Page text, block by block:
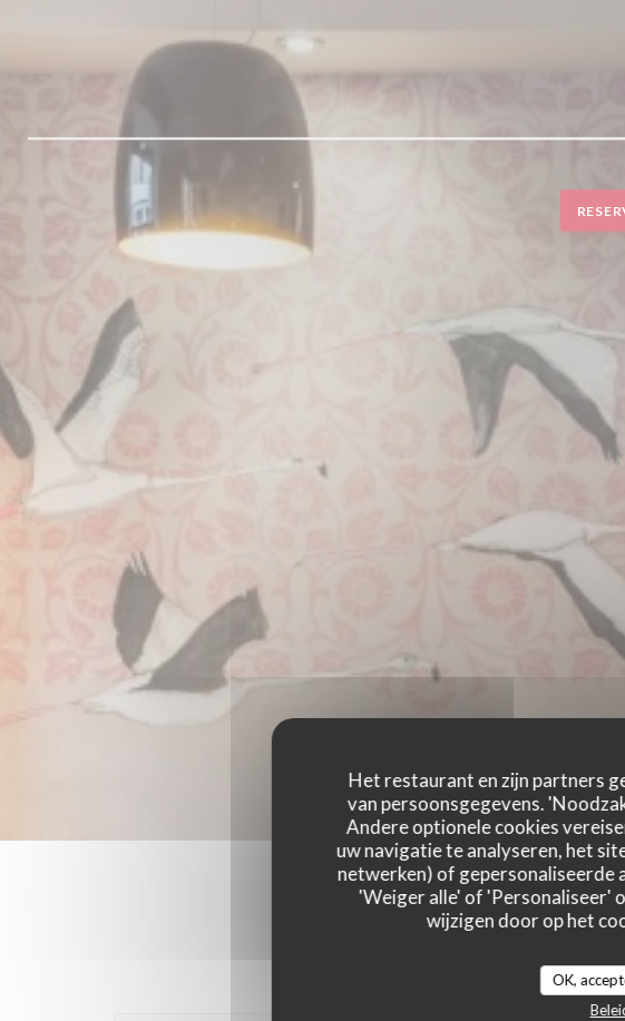
Het restaurant en zijn partners
van persoonsgegevens.
Andere optionele cookies
uw navigatie te analyseren, het
netwerken) of gepersonaliseerde
'Weiger alle' of 'Personaliseer'
wijzigen door op het
OK,
Onze